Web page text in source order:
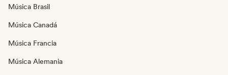
Música Brasil
Música Canadá
Música Francia
Música Alemania